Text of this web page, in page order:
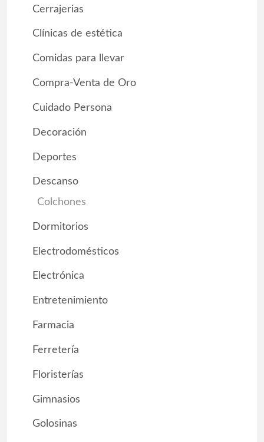
Cerrajerias
Clínicas de estética
Comidas para llevar
Compra-Venta de Oro
Cuidado Persona
Decoración
Deportes
Descanso
Colchones
Dormitorios
Electrodomésticos
Electrónica
Entretenimiento
Farmacia
Ferretería
Floristerías
Gimnasios
Golosinas